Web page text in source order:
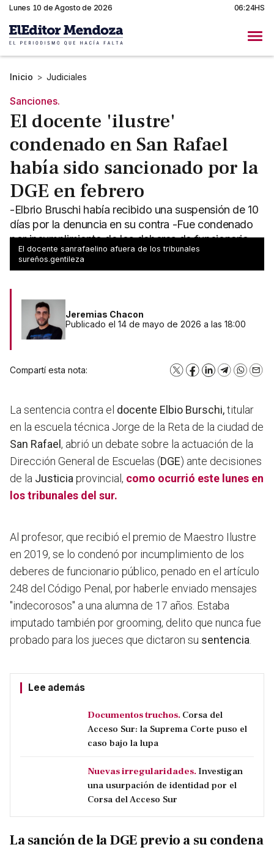
Lunes 10 de Agosto de 2026 06:24HS
Inicio > Judiciales
Sanciones.
El docente 'ilustre'
condenado en San Rafael
había sido sancionado por la
DGE en febrero
-Elbrio Bruschi había recibido una suspensión de 10
días por la denuncia en su contra -Fue condenado
por incumplimiento de los deberes de funcionario
público
El docente sanrafaelino afuera de los tribunales
sureños.gentileza
Jeremias Chacon
Publicado el 14 de mayo de 2026 a las 18:00
Compartí esta nota: X Facebook
LinkedInTelegram
La sentencia contra el docente Elbio Burschi,titular
en la escuela técnica Jorge de la Reta de la ciudad de
San Rafael , abrió un debate sobre la actuación de la
Dirección General de Escuelas (DGE) ante decisiones
de la Justicia provincial, como ocurrió este lunes en
los tribunales del sur.
Al profesor, que recibió el premio de Maestro Ilustre
en 2019, se lo condenó por incumplimiento de los
deberes de funcionario público, penado en el artículo
248 del Código Penal, por haberle enviado mensajes
"indecorosos" a una alumna de 17 años. Estaba
imputado también por grooming, delito que nunca fue
probado para los jueces que dictaron su sentencia
Lee además
Documentos truchos. Corsa del
Acceso Sur: la Suprema Corte puso el
caso bajo la lupa
Nuevas irregularidades. Investigan
una usurpación de identidad por el
Corsa del Acceso Sur
La sanción de la DGE previo a su condena